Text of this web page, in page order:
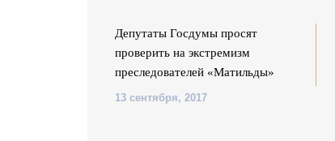
Депутаты Госдумы просят
проверить на экстремизм
преследователей «Матильды»
13 сентября, 2017